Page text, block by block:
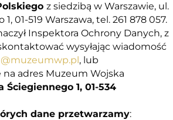
z siedzibą w Warszawie, ul.
01-519 Warszawa, tel. 261 878 057.
Inspektora Ochrony Danych, z
wysyłając wiadomość
, lub
adres Muzeum Wojska
Ściegiennego 1, 01-534
dane przetwarzamy: